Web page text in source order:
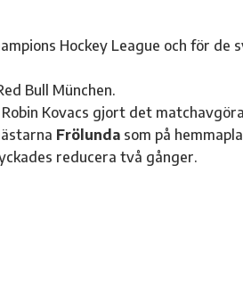
Hockey League och för de
Bull München.
Kovacs gjort det
Frölunda som på
reducera två gånger.